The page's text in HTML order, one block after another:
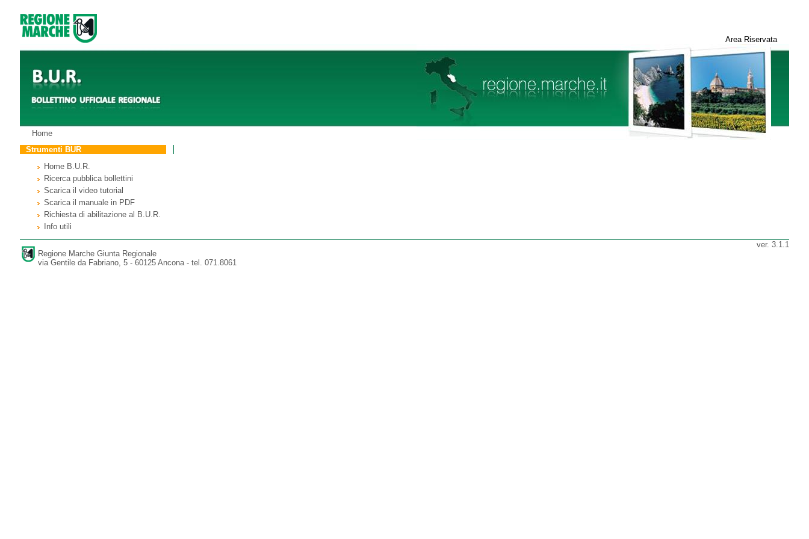
Area Riservata
Home
Strumenti BUR
Home B.U.R.
Ricerca pubblica bollettini
Scarica il video tutorial
Scarica il manuale in PDF
Richiesta di abilitazione al B.U.R.
Info utili
Regione Marche Giunta Regionale
via Gentile da Fabriano, 5 - 60125 Ancona - tel. 071.8061
ver. 3.1.1